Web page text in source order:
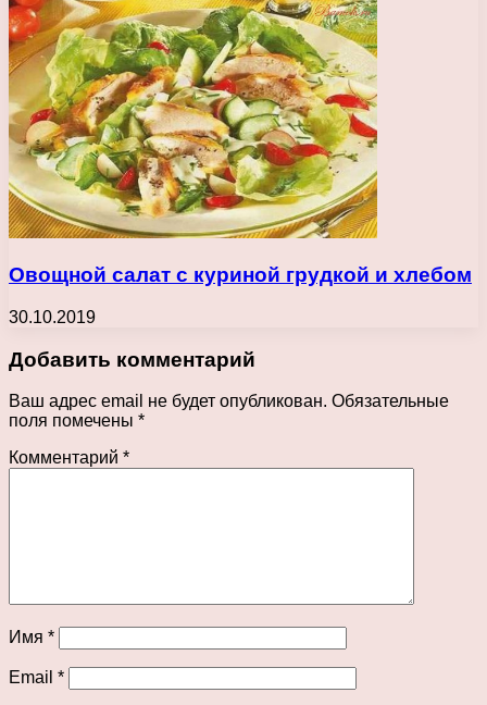
Овощной салат с куриной грудкой и хлебом
30.10.2019
Добавить комментарий
Ваш адрес email не будет опубликован. Обязательные
поля помечены *
Комментарий *
Имя *
Email *